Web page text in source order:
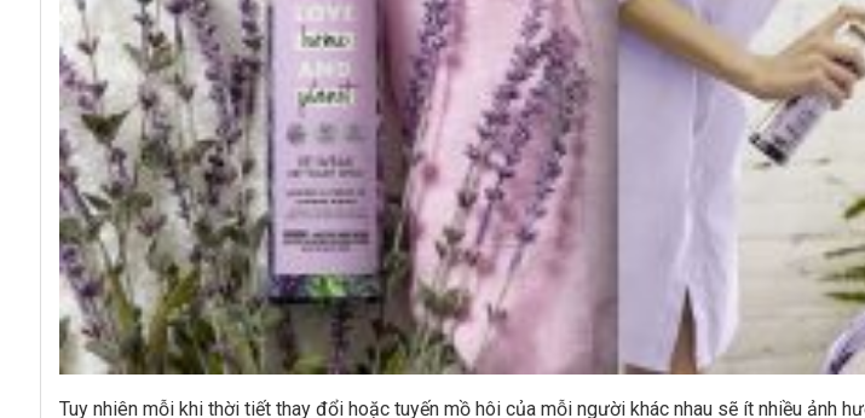
Tuy nhiên mỗi khi thời tiết thay đổi hoặc tuyến mồ hôi của mỗi người khác nhau sẽ ít nhiều ảnh